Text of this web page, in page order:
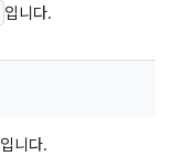
입니다.
입니다.